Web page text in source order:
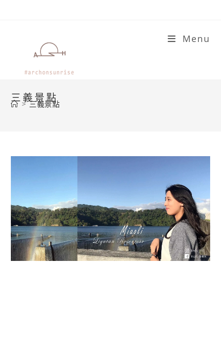
Menu
三義景點
> 三義景點